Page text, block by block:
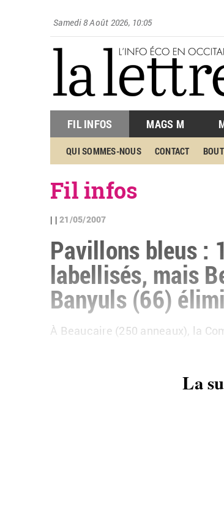
Samedi 8 Août 2026, 10:05
FIL INFOS MAGS M
QUI SOMMES-NOUS CONTACT
Fil infos
| |21/05/2007
Pavillons bleus :
labellisés, mais
Banyuls (66)
À Beaucaire (250 anneaux), la
La